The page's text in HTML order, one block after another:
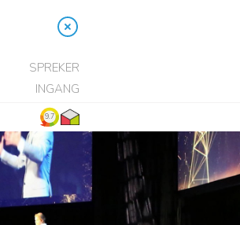
SPREKER
INGANG
9.7